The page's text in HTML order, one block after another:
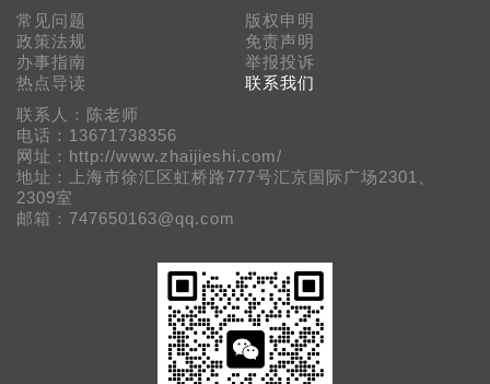
常见问题
政策法规
办事指南
热点导读
版权申明
免责声明
举报投诉
联系我们
联系人：陈老师
电话：13671738356
网址：http://www.zhaijieshi.com/
地址：上海市徐汇区虹桥路777号汇京国际广场2301、
2309室
邮箱：747650163@qq.com